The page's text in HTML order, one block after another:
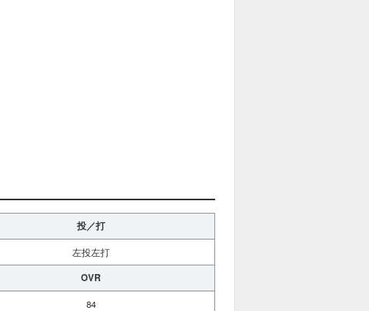
投／打
左投左打
OVR
84